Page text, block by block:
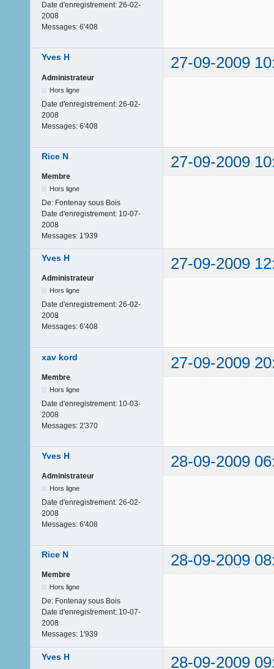
Date d'enregistrement: 26-02-
2008
Messages: 6'408
Yves H 27-09-2009
Administrateur
Hors ligne
Date d'enregistrement: 26-02-
2008
Messages: 6'408
Rice N 27-09-2009
Membre
Hors ligne
De: Fontenay sous Bois
Date d'enregistrement: 10-07-
2008
Messages: 1'939
Yves H 27-09-2009
Administrateur
Hors ligne
Date d'enregistrement: 26-02-
2008
Messages: 6'408
xav kord 27-09-2009
Membre
Hors ligne
Date d'enregistrement: 10-03-
2008
Messages: 2'370
Yves H 28-09-2009
Administrateur
Hors ligne
Date d'enregistrement: 26-02-
2008
Messages: 6'408
Rice N 28-09-2009
Membre
Hors ligne
De: Fontenay sous Bois
Date d'enregistrement: 10-07-
2008
Messages: 1'939
Yves H 28-09-2009